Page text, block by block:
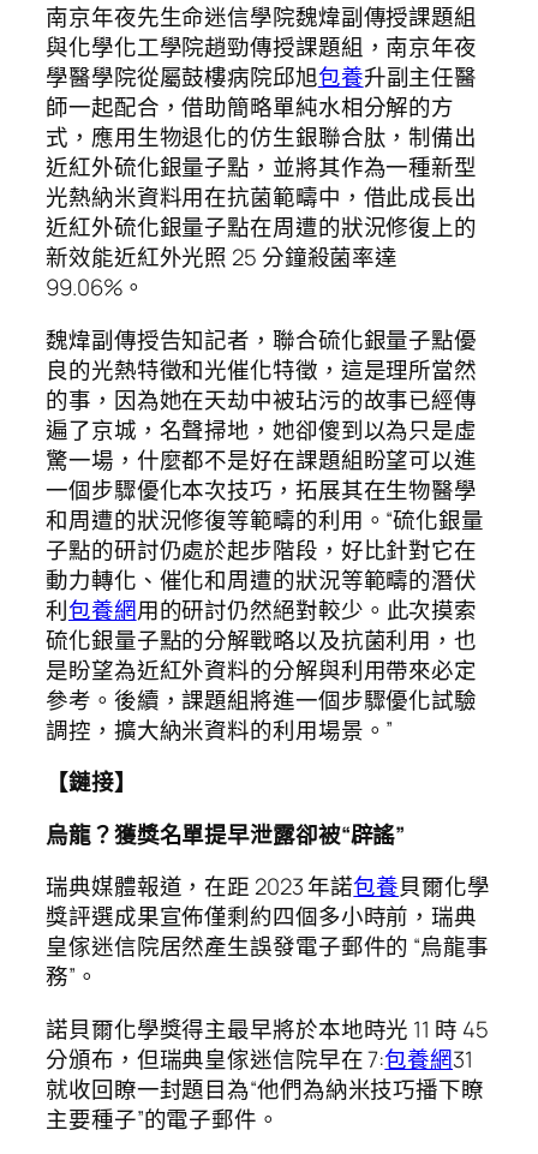
南京年夜先生命迷信學院魏煒副傳授課題組
與化學化工學院趙勁傳授課題組，南京年夜
學醫學院從屬鼓樓病院邱旭包養升副主任醫
師一起配合，借助簡略單純水相分解的方
式，應用生物退化的仿生銀聯合肽，制備出
近紅外硫化銀量子點，並將其作為一種新型
光熱納米資料用在抗菌範疇中，借此成長出
近紅外硫化銀量子點在周遭的狀況修復上的
新效能近紅外光照 25 分鐘殺菌率達
99.06%。
魏煒副傳授告知記者，聯合硫化銀量子點優
良的光熱特徵和光催化特徵，這是理所當然
的事，因為她在天劫中被玷污的故事已經傳
遍了京城，名聲掃地，她卻傻到以為只是虛
驚一場，什麼都不是好在課題組盼望可以進
一個步驟優化本次技巧，拓展其在生物醫學
和周遭的狀況修復等範疇的利用。“硫化銀量
子點的研討仍處於起步階段，好比針對它在
動力轉化、催化和周遭的狀況等範疇的潛伏
利包養網用的研討仍然絕對較少。此次摸索
硫化銀量子點的分解戰略以及抗菌利用，也
是盼望為近紅外資料的分解與利用帶來必定
參考。後續，課題組將進一個步驟優化試驗
調控，擴大納米資料的利用場景。”
【鏈接】
烏龍？獲獎名單提早泄露卻被“辟謠”
瑞典媒體報道，在距 2023 年諾包養貝爾化學
獎評選成果宣佈僅剩約四個多小時前，瑞典
皇傢迷信院居然產生誤發電子郵件的 “烏龍事
務”。
諾貝爾化學獎得主最早將於本地時光 11 時 45
分頒布，但瑞典皇傢迷信院早在 7:包養網31
就收回瞭一封題目為“他們為納米技巧播下瞭
主要種子”的電子郵件。